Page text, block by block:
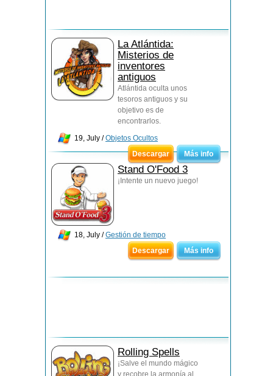
La Atlántida:
Misterios de
inventores
antiguos
Atlántida oculta unos
tesoros antiguos y su
objetivo es de
encontrarlos.
19, July /Objetos Ocultos
Descargar
Más info
Stand O'Food 3
¡Intente un nuevo juego!
18, July /Gestión de tiempo
Descargar
Más info
Rolling Spells
¡Salve el mundo mágico
y recobre la armonía al